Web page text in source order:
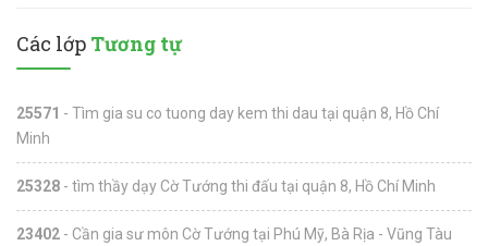
Các lớp Tương tự
25571 - Tìm gia su co tuong day kem thi dau tại quận 8, Hồ Chí
Minh
25328 - tìm thầy dạy Cờ Tướng thi đấu tại quận 8, Hồ Chí Minh
23402 - Cần gia sư môn Cờ Tướng tại Phú Mỹ, Bà Rịa - Vũng Tàu